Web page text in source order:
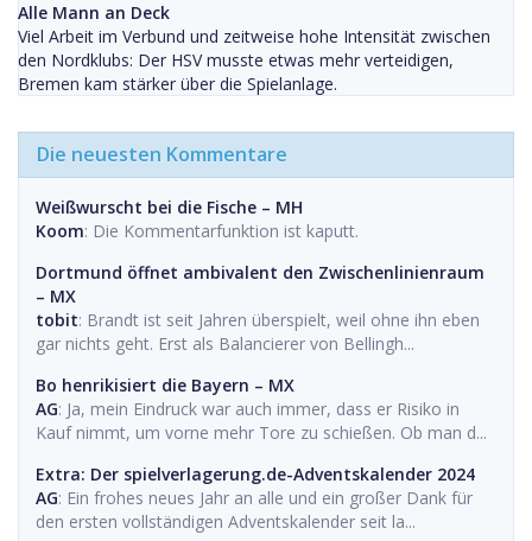
Alle Mann an Deck
Viel Arbeit im Verbund und zeitweise hohe Intensität zwischen
den Nordklubs: Der HSV musste etwas mehr verteidigen,
Bremen kam stärker über die Spielanlage.
Die neuesten Kommentare
Weißwurscht bei die Fische – MH
Koom: Die Kommentarfunktion ist kaputt.
Dortmund öffnet ambivalent den Zwischenlinienraum
– MX
tobit: Brandt ist seit Jahren überspielt, weil ohne ihn eben
gar nichts geht. Erst als Balancierer von Bellingh...
Bo henrikisiert die Bayern – MX
AG: Ja, mein Eindruck war auch immer, dass er Risiko in
Kauf nimmt, um vorne mehr Tore zu schießen. Ob man d...
Extra: Der spielverlagerung.de-Adventskalender 2024
AG: Ein frohes neues Jahr an alle und ein großer Dank für
den ersten vollständigen Adventskalender seit la...